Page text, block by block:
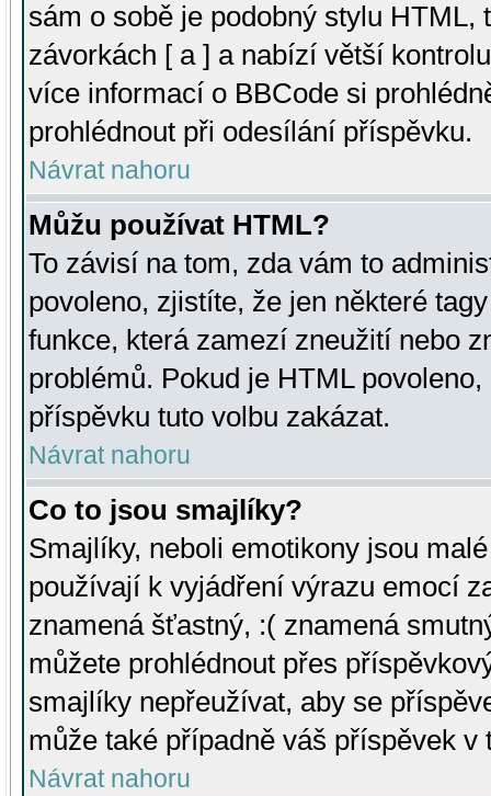
sám o sobě je podobný stylu HTML,
závorkách [ a ] a nabízí větší
více informací o BBCode si
prohlédnout při odesílání příspěvku.
Návrat nahoru
Můžu používat HTML?
To závisí na tom, zda vám to
povoleno, zjistíte, že jen některé
funkce, která zamezí zneužití nebo
problémů. Pokud je HTML
příspěvku tuto volbu zakázat.
Návrat nahoru
Co to jsou smajlíky?
Smajlíky, neboli emotikony jsou
používají k vyjádření výrazu emocí
znamená šťastný, :( znamená
můžete prohlédnout přes
smajlíky nepřeužívat, aby se
může také případně váš příspěvek v
Návrat nahoru